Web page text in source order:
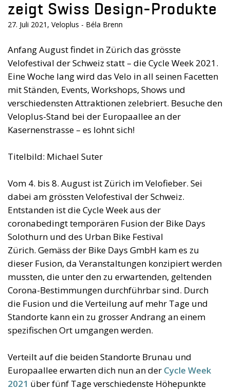
zeigt Swiss Design-Produkte
27. Juli 2021, Veloplus - Béla Brenn
Anfang August findet in Zürich das grösste
Velofestival der Schweiz statt – die Cycle Week 2021.
Eine Woche lang wird das Velo in all seinen Facetten
mit Ständen, Events, Workshops, Shows und
verschiedensten Attraktionen zelebriert. Besuche den
Veloplus-Stand bei der Europaallee an der
Kasernenstrasse – es lohnt sich!
Titelbild: Michael Suter
Vom 4. bis 8. August ist Zürich im Velofieber. Sei
dabei am grössten Velofestival der Schweiz.
Entstanden ist die Cycle Week aus der
coronabedingt temporären Fusion der Bike Days
Solothurn und des Urban Bike Festival
Zürich. Gemäss der Bike Days GmbH kam es zu
dieser Fusion, da Veranstaltungen konzipiert werden
mussten, die unter den zu erwartenden, geltenden
Corona-Bestimmungen durchführbar sind. Durch
die Fusion und die Verteilung auf mehr Tage und
Standorte kann ein zu grosser Andrang an einem
spezifischen Ort umgangen werden.
Verteilt auf die beiden Standorte Brunau und
Europaallee erwarten dich nun an der Cycle Week
2021 über fünf Tage verschiedenste Höhepunkte